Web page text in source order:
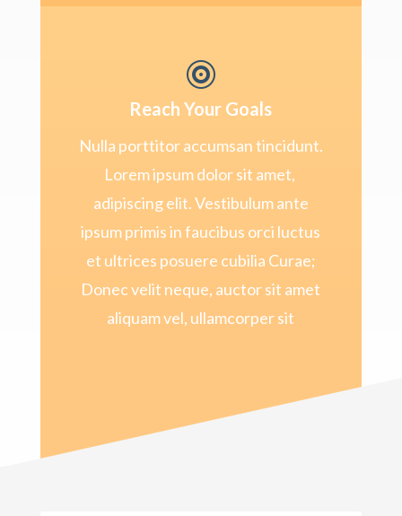

Reach Your Goals
Nulla porttitor accumsan tincidunt.
Lorem ipsum dolor sit amet,
adipiscing elit. Vestibulum ante
ipsum primis in faucibus orci luctus
et ultrices posuere cubilia Curae;
Donec velit neque, auctor sit amet
aliquam vel, ullamcorper sit